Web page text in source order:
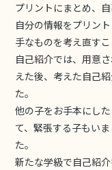
プリントにまとめ、
自分の情報をプリン
手なものを考え直すこ
自己紹介では、用意
えた後、考えた自己
た。
他の子をお手本にし
て、緊張する子もい
た。
新たな学級で自己紹